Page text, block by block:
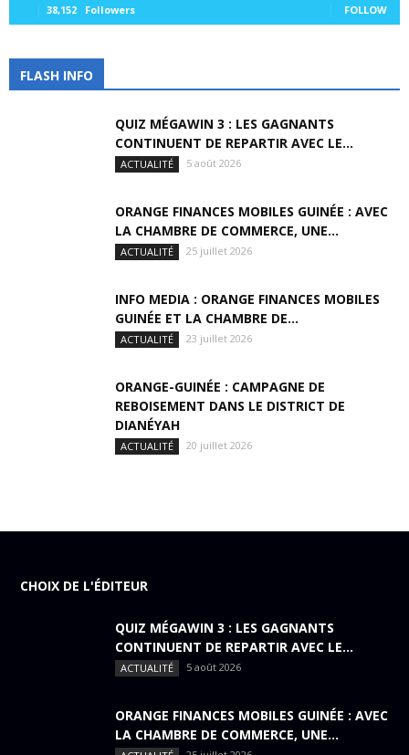
38,152 Followers FOLLOW
FLASH INFO
QUIZ MÉGAWIN 3 : LES GAGNANTS
CONTINUENT DE REPARTIR AVEC LE...
ACTUALITÉ 5 août 2026
ORANGE FINANCES MOBILES GUINÉE : AVEC
LA CHAMBRE DE COMMERCE, UNE...
ACTUALITÉ 25 juillet 2026
INFO MEDIA : ORANGE FINANCES MOBILES
GUINÉE ET LA CHAMBRE DE...
ACTUALITÉ 23 juillet 2026
ORANGE-GUINÉE : CAMPAGNE DE
REBOISEMENT DANS LE DISTRICT DE
DIANÉYAH
ACTUALITÉ 20 juillet 2026
CHOIX DE L'ÉDITEUR
QUIZ MÉGAWIN 3 : LES GAGNANTS
CONTINUENT DE REPARTIR AVEC LE...
ACTUALITÉ 5 août 2026
ORANGE FINANCES MOBILES GUINÉE : AVEC
LA CHAMBRE DE COMMERCE, UNE...